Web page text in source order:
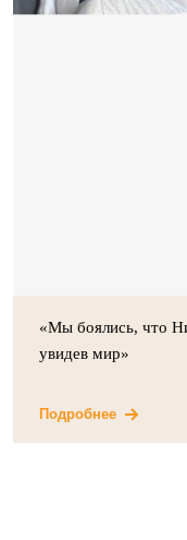
«Мы боялись, что
увидев мир»
Подробнее